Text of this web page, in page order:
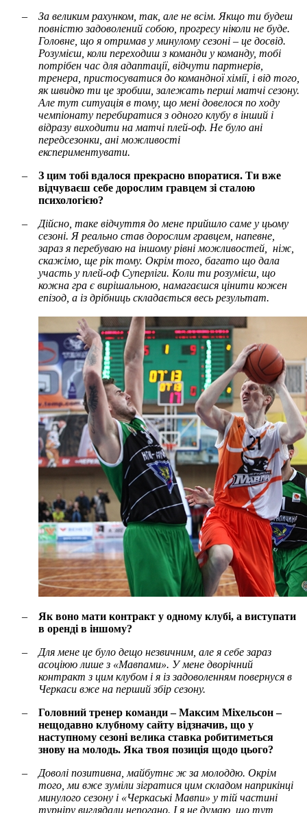
–
За великим рахунком, так, але не всім. Якщо ти будеш
повністю задоволений собою, прогресу ніколи не буде.
Головне, що я отримав у минулому сезоні – це досвід.
Розумієш, коли переходиш з команди у команду, тобі
потрібен час для адаптації, відчути партнерів,
тренера, пристосуватися до командної хімії, і від того,
як швидко ти це зробиш, залежать перші матчі сезону.
Але тут ситуація в тому, що мені довелося по ходу
чемпіонату перебиратися з одного клубу в інший і
відразу виходити на матчі плей-оф. Не було ані
передсезонки, ані можливості
експериментувати.
–
З цим тобі вдалося прекрасно впоратися. Ти вже
відчуваєш себе дорослим гравцем зі сталою
психологією?
–
Дійсно, таке відчуття до мене прийшло саме у цьому
сезоні. Я реально став дорослим гравцем, напевне,
зараз я перебуваю на іншому рівні можливостей, ніж,
скажімо, ще рік тому. Окрім того, багато що дала
участь у плей-оф Суперліги. Коли ти розумієш, що
кожна гра є вирішальною, намагаєшся цінити кожен
епізод, а із дрібниць складається весь результат.
–
Як воно мати контракт у одному клубі, а виступати
в оренді в іншому?
–
Для мене це було дещо незвичним, але я себе зараз
асоціюю лише з «Мавпами». У мене дворічний
контракт з цим клубом і я із задоволенням повернуся в
Черкаси вже на перший збір сезону.
–
Головний тренер команди – Максим Міхельсон –
нещодавно клубному сайту відзначив, що у
наступному сезоні велика ставка робитиметься
знову на молодь. Яка твоя позиція щодо цього?
–
Доволі позитивна, майбутнє ж за молоддю. Окрім
того, ми вже зуміли зігратися цим складом наприкінці
минулого сезону і «Черкаські Мавпи» у тій частині
турніру виглядали непогано. І я не думаю, що тут